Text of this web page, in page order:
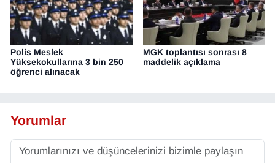
Polis Meslek
Yüksekokullarına 3 bin 250
öğrenci alınacak
MGK toplantısı sonrası 8
maddelik açıklama
Yorumlar